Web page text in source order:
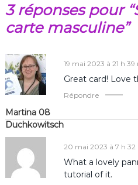
i
a
t
i
n
3 réponses pour
carte masculine”
Martina 08
Duchkowitsch
19 mai 2023 à 21 h 39
Great card! Love
Répondre
20 mai 2023 à 7 h 32
What a lovely
tutorial of it.